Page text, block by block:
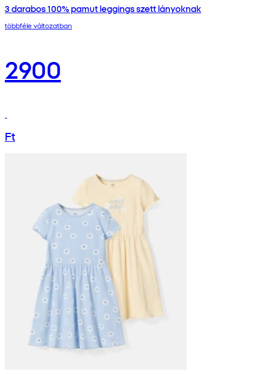
3 darabos 100% pamut leggings szett lányoknak
többféle változatban
2900
Ft